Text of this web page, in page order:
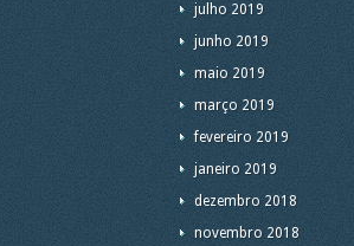
julho 2019
junho 2019
maio 2019
março 2019
fevereiro 2019
janeiro 2019
dezembro 2018
novembro 2018